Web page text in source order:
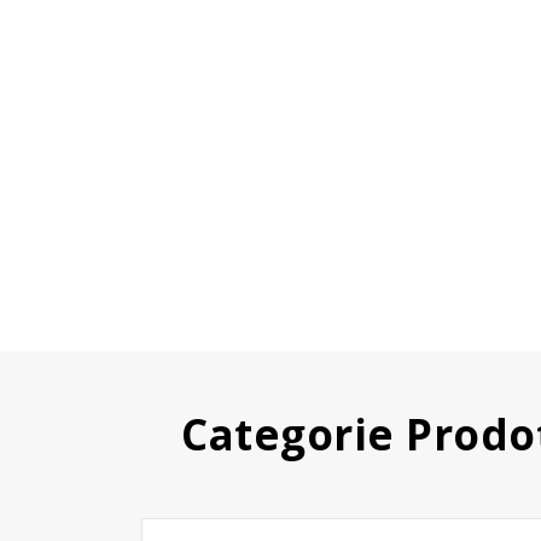
Categorie